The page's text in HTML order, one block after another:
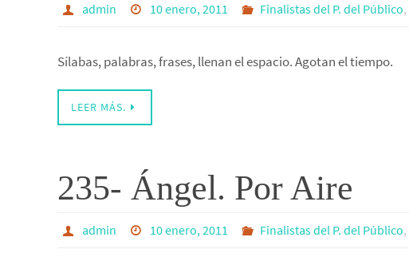
admin 10 enero, 2011 Finalistas del P. del Público,
Sílabas, palabras, frases, llenan el espacio. Agotan el tiempo.
LEER MÁS.
235- Ángel. Por Aire
admin 10 enero, 2011 Finalistas del P. del Público,